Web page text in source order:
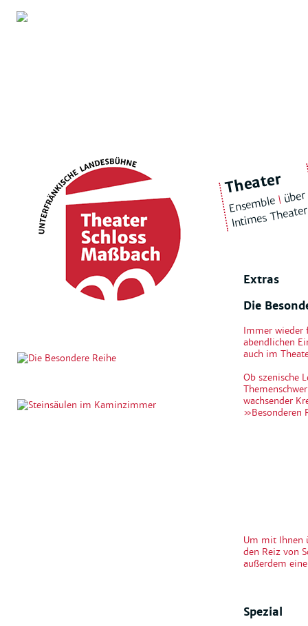
Extras
Die
Immer wieder
abendlichen
auch im
Ob szenische
wachsender
»Besonderen
Um mit Ihnen
den Reiz von
außerdem
Spezial
Theater
Ensemble|
Intimes Theater